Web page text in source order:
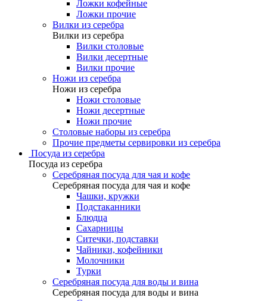
Ложки кофейные
Ложки прочие
Вилки из серебра
Вилки из серебра
Вилки столовые
Вилки десертные
Вилки прочие
Ножи из серебра
Ножи из серебра
Ножи столовые
Ножи десертные
Ножи прочие
Столовые наборы из серебра
Прочие предметы сервировки из серебра
Посуда из серебра
Посуда из серебра
Серебряная посуда для чая и кофе
Серебряная посуда для чая и кофе
Чашки, кружки
Подстаканники
Блюдца
Сахарницы
Ситечки, подставки
Чайники, кофейники
Молочники
Турки
Серебряная посуда для воды и вина
Серебряная посуда для воды и вина